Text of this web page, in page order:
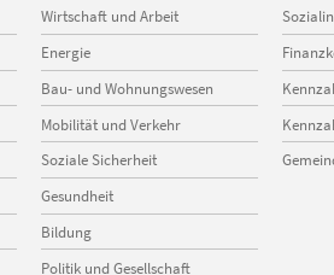
Wirtschaft und Arbeit
Energie
Bau- und Wohnungswesen
Mobilität und Verkehr
Soziale Sicherheit
Gesundheit
Bildung
Politik und Gesellschaft